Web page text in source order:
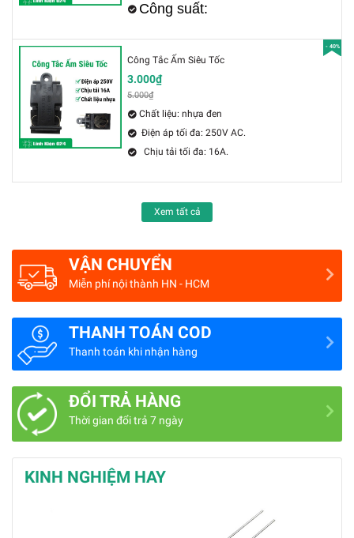
Công suất:
Công Tắc Ấm Siêu Tốc
3.000₫
5.000₫
Chất liệu: nhựa đen
Điện áp tối đa: 250V AC.
Chịu tải tối đa: 16A.
- 40%
Xem tất cả
VẬN CHUYỂN
Miễn phí nội thành HN - HCM
THANH TOÁN COD
Thanh toán khi nhận hàng
ĐỔI TRẢ HÀNG
Thời gian đổi trả 7 ngày
KINH NGHIỆM HAY